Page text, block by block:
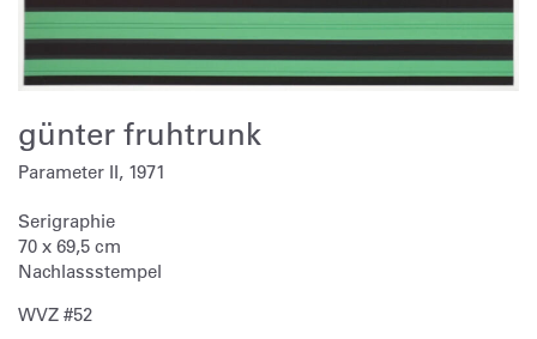
günter fruhtrunk
Parameter II, 1971
Serigraphie
70 x 69,5 cm
Nachlassstempel
WVZ #52